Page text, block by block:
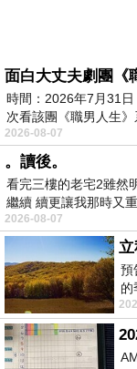
面白大丈夫劇團《
時間：2026年7月31
次看該團《職男人生
2026-08-07
。讀後。
看完三樓的老宅2雖然
繼續 續更讓我那時又
有
2026-08-07
預
的
舒